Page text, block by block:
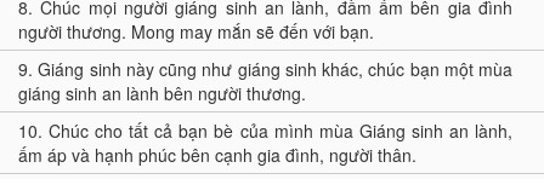
8.Chúc mọi người giáng sinh an lành, đầm ấm bên gia đình
người thương. Mong may mắn sẽ đến với bạn.
9.Giáng sinh này cũng như giáng sinh khác, chúc bạn một mùa
giáng sinh an lành bên người thương.
10.Chúc cho tất cả bạn bè của mình mùa Giáng sinh an lành,
ấm áp và hạnh phúc bên cạnh gia đình, người thân.